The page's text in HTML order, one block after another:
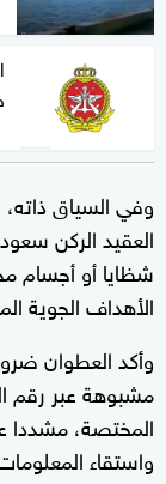
وفي السياق ذاته،
العقيد الركن
شظايا أو أجسام
الأهداف الجوية
وأكد العطوان
المختصة، مشددا
واستقاء